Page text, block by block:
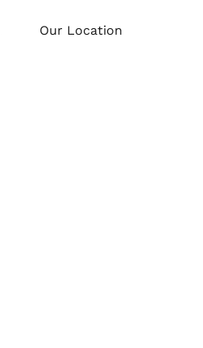
Our Location